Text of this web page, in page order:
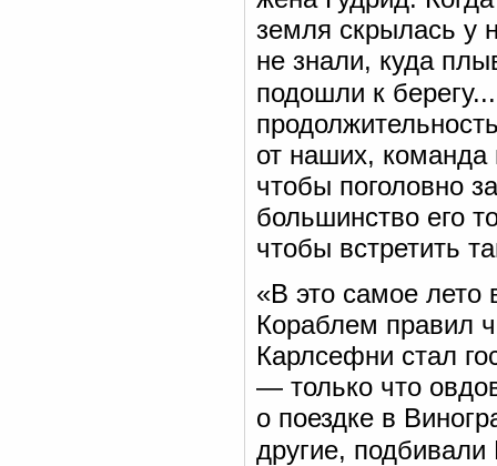
земля скрылась у
не знали, куда
подошли к
от наших, команда
чтобы поголовно
большинство его
чтобы встретить
«В это самое лето
Кораблем правил
Карлсефни стал
— только что
о поездке в
другие, подбивали